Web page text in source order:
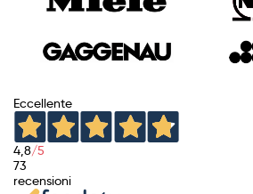
Eccellente
4,8/5
73
recensioni